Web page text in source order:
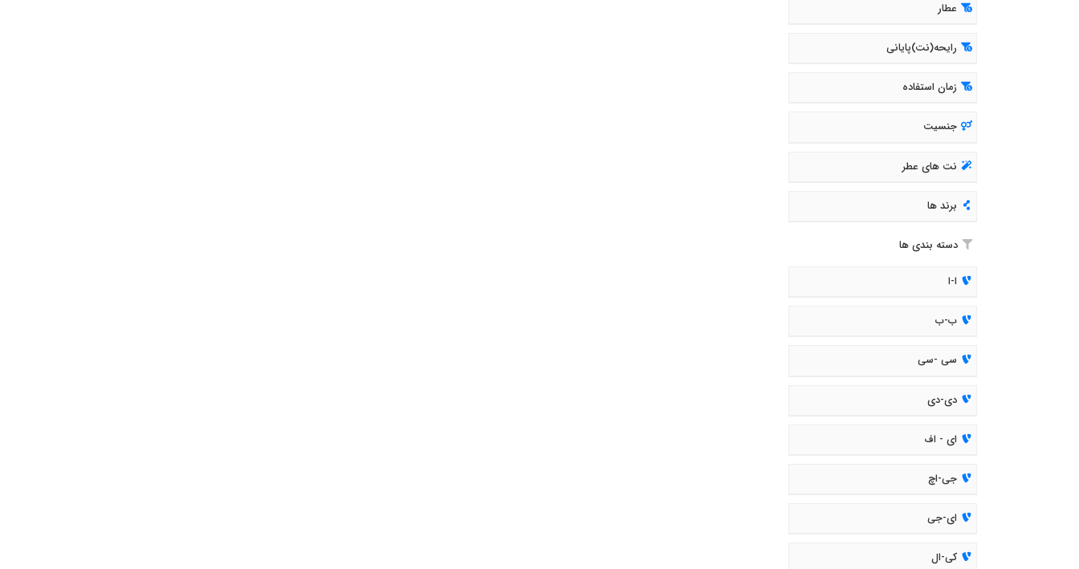
عطار
رایحه(نت)پایانی
زمان استفاده
جنسیت
نت های عطر
برند ها
دسته بندی ها
ا-ا
ب-ب
سی -سی
دی-دی
ای - اف
جی-اچ
ای-جی
کی-ال